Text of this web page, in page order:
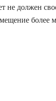
не должен
более